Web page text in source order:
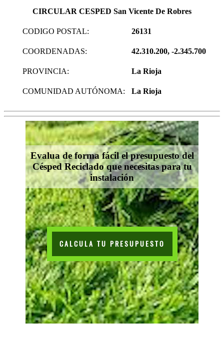
CIRCULAR CESPED San Vicente De Robres
CODIGO POSTAL: 26131
COORDENADAS: 42.310.200, -2.345.700
PROVINCIA: La Rioja
COMUNIDAD AUTÓNOMA: La Rioja
Evalua de forma fácil el presupuesto del
Césped Reciclado que necesitas para tu
instalación
CALCULA TU PRESUPUESTO